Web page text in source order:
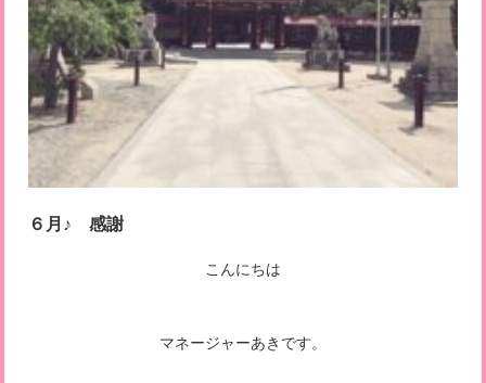
６月♪ 感謝
こんにちは
マネージャーあきです。